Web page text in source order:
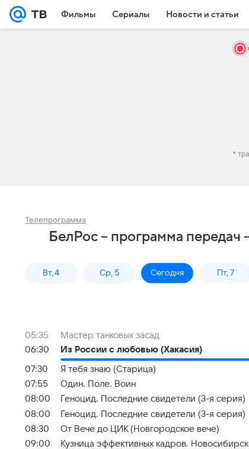
Фильмы Сериалы Новости и статьи
*
Телепрограмма
БелРос – программа передач
Вт, 4 Ср, 5 Сегодня Пт, 7
05:35
Мастер танковых засад
06:30
Из России с любовью (Хакасия)
07:30
Я тебя знаю (Старица)
07:55
Один. Поле. Воин
08:00
Геноцид. Последние свидетели (3-я серия)
08:00
Геноцид. Последние свидетели (3-я серия)
08:30
От Вече до ЦИК (Новгородское вече)
09:00
Кузница эффективных кадров. Новосибирск